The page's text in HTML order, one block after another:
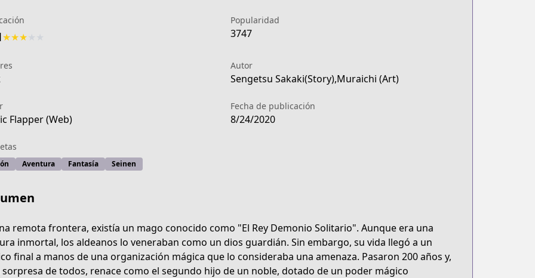
4442-8830-d037d616ead4
★★★
Popularidad
3747
Autor
Sengetsu Sakaki(Story),Muraichi (Art)
Flapper (Web)
Fecha de publicación
8/24/2020
Aventura Fantasía Seinen
remota frontera, existía un mago conocido como "El Rey Demonio Solitario". Aunque era una
inmortal, los aldeanos lo veneraban como un dios guardián. Sin embargo, su vida llegó a un
final a manos de una organización mágica que lo consideraba una amenaza. Pasaron 200 años y,
sorpresa de todos, renace como el segundo hijo de un noble, dotado de un poder mágico